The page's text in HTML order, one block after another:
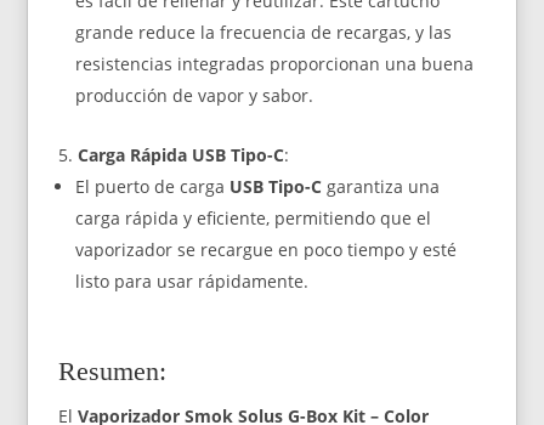
grande reduce la frecuencia de recargas, y las
resistencias integradas proporcionan una buena
producción de vapor y sabor.
Carga Rápida USB Tipo-C:
El puerto de carga USB Tipo-C garantiza una
carga rápida y eficiente, permitiendo que el
vaporizador se recargue en poco tiempo y esté
listo para usar rápidamente.
Resumen:
ElVaporizador Smok Solus G-Box Kit – Color